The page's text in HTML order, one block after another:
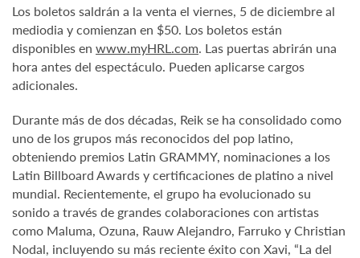
Los boletos saldrán a la venta el viernes, 5 de diciembre al
mediodia y comienzan en $50. Los boletos están
disponibles en www.myHRL.com. Las puertas abrirán una
hora antes del espectáculo. Pueden aplicarse cargos
adicionales.
Durante más de dos décadas, Reik se ha consolidado como
uno de los grupos más reconocidos del pop latino,
obteniendo premios Latin GRAMMY, nominaciones a los
Latin Billboard Awards y certificaciones de platino a nivel
mundial. Recientemente, el grupo ha evolucionado su
sonido a través de grandes colaboraciones con artistas
como Maluma, Ozuna, Rauw Alejandro, Farruko y Christian
Nodal, incluyendo su más reciente éxito con Xavi, “La del